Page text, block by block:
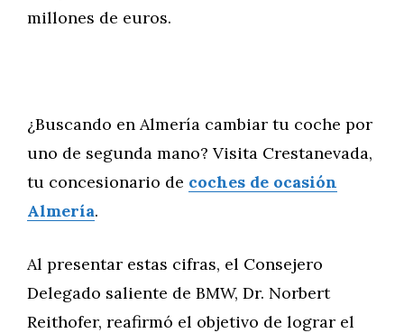
millones de euros.
¿Buscando en Almería cambiar tu coche por
uno de segunda mano? Visita Crestanevada,
tu concesionario de coches de ocasión
Almería.
Al presentar estas cifras, el Consejero
Delegado saliente de BMW, Dr. Norbert
Reithofer, reafirmó el objetivo de lograr el